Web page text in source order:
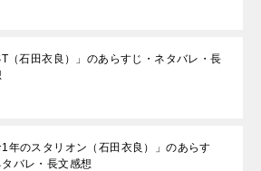
（石田衣良）」のあらすじ・ネタバレ・長
1年のスタリオン（石田衣良）」のあらす
タバレ・長文感想